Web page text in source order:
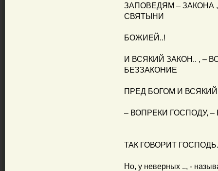
ЗАПОВЕДЯМ – ЗАКОНА
СВЯТЫНИ
БОЖИЕЙ..!
И ВСЯКИЙ ЗАКОН.. , –
БЕЗЗАКОНИЕ
ПРЕД БОГОМ И ВСЯКИЙ
– ВОПРЕКИ ГОСПОДУ,
ТАК ГОВОРИТ
Но, у неверных .., -